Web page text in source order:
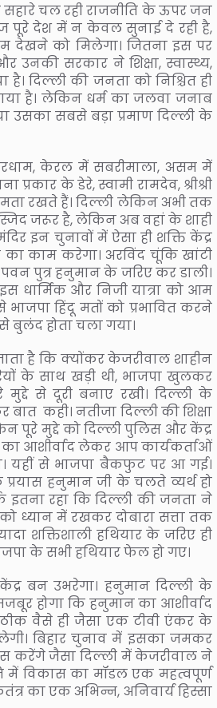
सहारे चल रही राजनीति के ऊपर जन
पूरे देश में न केवल सुनाई दे रही है,
देखने को मिलेगा। जितना इस पर
उनकी सरकार ने शिक्षा, स्वास्थ्य,
दिल्ली की जनता को निश्चित ही
है। लेकिन धर्म का जलवा जनाब
उसका सबसे बड़ा प्रमाण दिल्ली के
केरल में सबरीमाला, असम में
के डेरे, स्वामी रामदेव, श्रीश्री
रखते हैं। दिल्ली लेकिन अभी तक
जरूर है, लेकिन अब वहां के शाही
इन चुनावों में ऐसा ही शक्ति केंद्र
काम करेगा। अरविंद चूंकि खांटी
पुत्र हनुमान के जरिए कर डाली।
धार्मिक और निजी यात्रा को आम
हिंदू मतों को प्रभावित करने
बुलंद होता चला गया।
है कि क्योंकर केजरीवाल शाहीन
के साथ खड़ी थी, भाजपा खुलकर
से दूरी बनाए रखी। दिल्ली के
कही। नतीजा दिल्ली की शिक्षा
पूरे मुद्दे को दिल्ली पुलिस और केंद्र
आशीर्वाद लेकर आप कार्यकर्ताओं
यहीं से भाजपा बैकफुट पर आ गई।
हनुमान जी के चलते व्यर्थ हो
इतना रहा कि दिल्ली की जनता ने
ध्यान में रखकर दोबारा सत्ता तक
शक्तिशाली हथियार के जरिए ही
के सभी हथियार फेल हो गए।
बन उभरेगा। हनुमान दिल्ली के
होगा कि हनुमान का आशीर्वाद
ठीक वैसे ही जैसा एक टीवी एंकर के
बिहार चुनाव में इसका जमकर
करेंगे जैसा दिल्ली में केजरीवाल ने
में विकास का मॉडल एक महत्वपूर्ण
का एक अभिन्न, अनिवार्य हिस्सा